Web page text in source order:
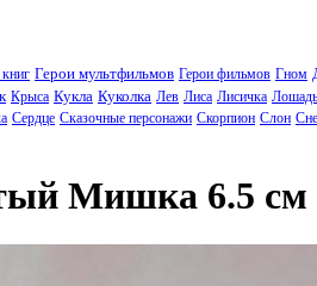
Герои мультфильмов Герои фильмов Гном
Крыса Кукла Куколка Лев Лиса Лисичка Лошадь
Сердце Сказочные персонажи Скорпион Слон
Мишка 6.5 см